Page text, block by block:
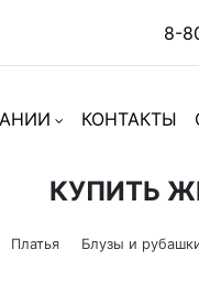
8-
КОНТАКТЫ
КУПИТЬ
Платья Блузы и